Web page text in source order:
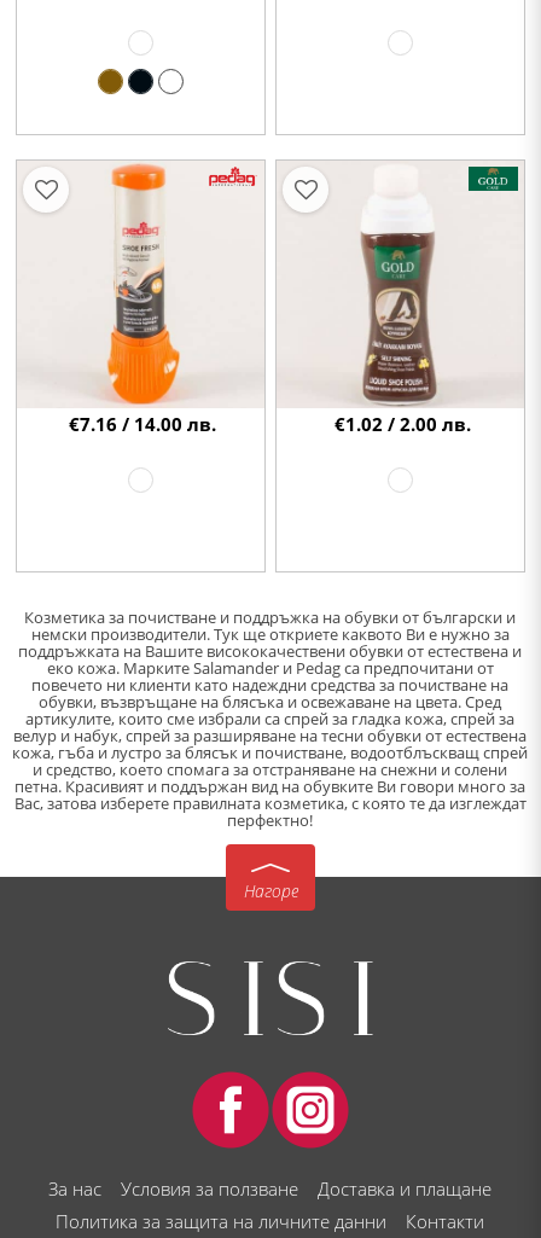
€7.16 / 14.00 лв. €1.02 / 2.00 лв.
Козметика за почистване и поддръжка на обувки от български и
немски производители. Тук ще откриете каквото Ви е нужно за
поддръжката на Вашите висококачествени обувки от естествена и
еко кожа. Марките Salamander и Pedag са предпочитани от
повечето ни клиенти като надеждни средства за почистване на
обувки, възвръщане на блясъка и освежаване на цвета. Сред
артикулите, които сме избрали са спрей за гладка кожа, спрей за
велур и набук, спрей за разширяване на тесни обувки от естествена
кожа, гъба и лустро за блясък и почистване, водоотблъскващ спрей
и средство, което спомага за отстраняване на снежни и солени
петна. Красивият и поддържан вид на обувките Ви говори много за
Вас, затова изберете правилната козметика, с която те да изглеждат
перфектно!
Нагоре
За нас Условия за ползване
Доставка и плащане
Политика за защита на личните данни
Контакти